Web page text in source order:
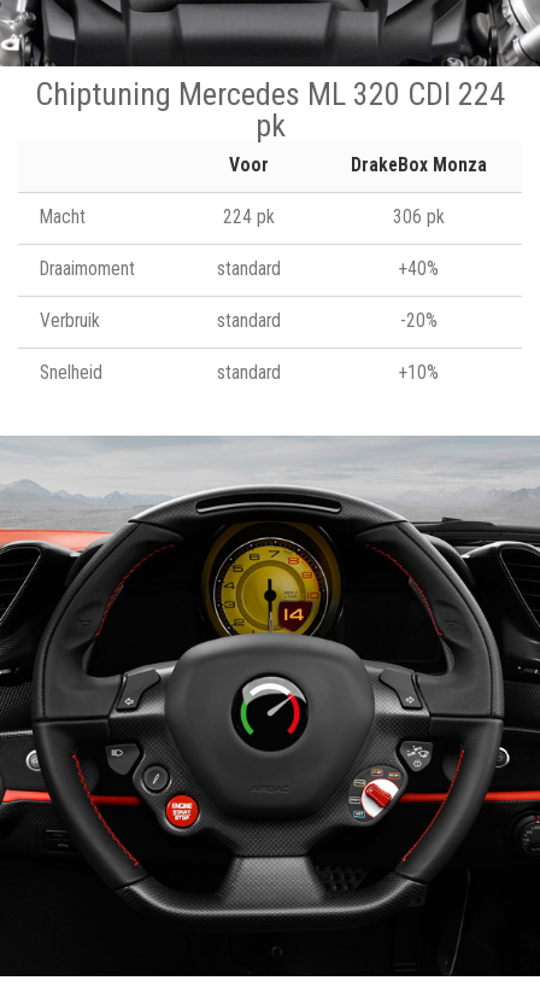
Chiptuning Mercedes ML 320 CDI 224
pk
Voor DrakeBox Monza
Macht 224 pk 306 pk
Draaimoment standard +40%
Verbruik standard -20%
Snelheid standard +10%